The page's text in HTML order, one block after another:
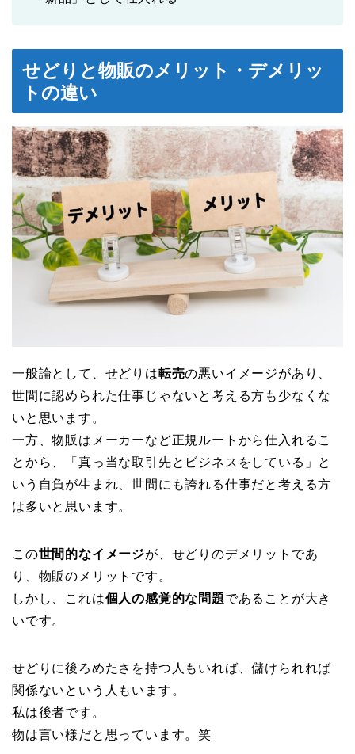
せどりと物販のメリット・デメリッ
トの違い
一般論として、せどりは転売の悪いイメージがあり、
世間に認められた仕事じゃないと考える方も少なくな
いと思います。
一方、物販はメーカーなど正規ルートから仕入れるこ
とから、「真っ当な取引先とビジネスをしている」と
いう自負が生まれ、世間にも誇れる仕事だと考える方
は多いと思います。
この世間的なイメージが、せどりのデメリットであ
り、物販のメリットです。
しかし、これは個人の感覚的な問題であることが大き
いです。
せどりに後ろめたさを持つ人もいれば、儲けられれば
関係ないという人もいます。
私は後者です。
物は言い様だと思っています。笑